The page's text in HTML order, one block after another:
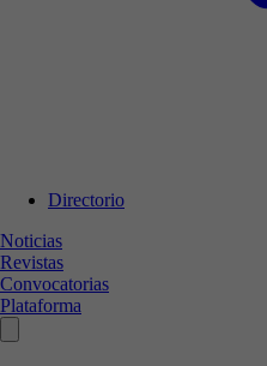
Directorio
Noticias
Revistas
Convocatorias
Plataforma